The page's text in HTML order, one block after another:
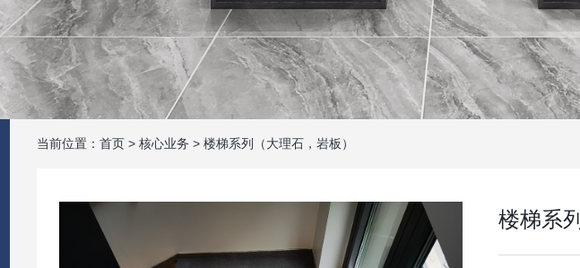
当前位置： 首页 > 核心业务 > 楼梯系列（大理石，岩板）
楼梯系列